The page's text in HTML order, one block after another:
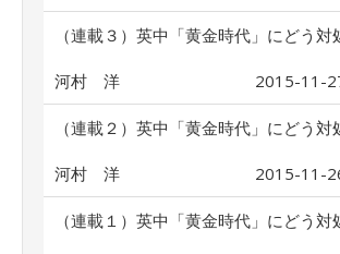
（連載３）英中「黄金時代」にどう対
河村 洋 2015-11-
（連載２）英中「黄金時代」にどう対
河村 洋 2015-11-
（連載１）英中「黄金時代」にどう対